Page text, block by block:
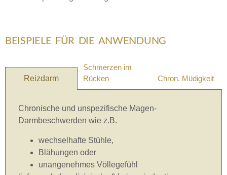
BEISPIELE FÜR DIE ANWENDUNG
Reizdarm
Schmerzen im
Rücken
Chron. Müdigkeit
Chronische und unspezifische Magen-
Darmbeschwerden wie z.B.
wechselhafte Stühle,
Blähungen oder
unangenehmes Völlegefühl